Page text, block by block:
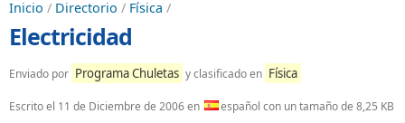
Inicio / Directorio / Física /
Electricidad
Enviado por Programa Chuletas y clasificado en Física
Escrito el 11 de Diciembre de 2006en español con un tamaño de 8,25 KB